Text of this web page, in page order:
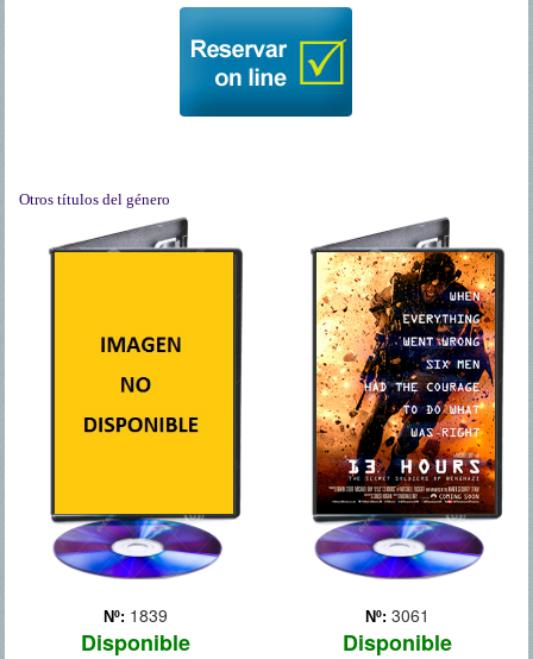
Otros títulos del género
Nº: 1839
Disponible
Basada en un hecho real
ocurrido en 1850, narra la
Northup, un culto músico
negro que vivía con su
familia en Nueva York. Tras
tomar una copa con dos
Nº: 3061
Disponible
13 HORAS
El 11 de septiembre de
2012, en el aniversario de
los ataques terroristas a las
Torres Gemelas y al
Pentágono, un grupo de
milicianos islamistas
atentaron contra el
consulado estadounidense
... Más